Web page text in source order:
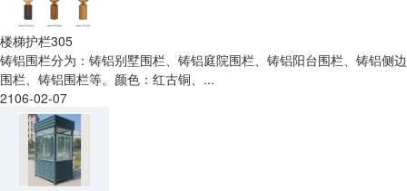
楼梯护栏305
铸铝围栏分为：铸铝别墅围栏、铸铝庭院围栏、铸铝阳台围栏、铸铝侧边
围栏、铸铝围栏等。颜色：红古铜、...
2106-02-07